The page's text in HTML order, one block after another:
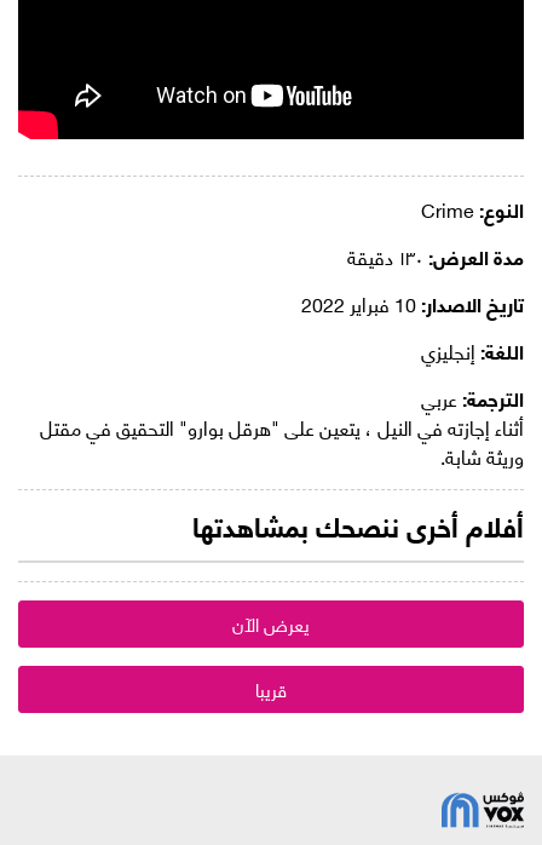
النوع:
مدة العرض:
تاريخ الاصدار:
اللغة:إنجليزي
الترجمة:عربي
أثناء إجازته في النيل ، يتعين على "هرقل بوارو" التحقيق في مقتل
وريثة شابة.
أفلام أخرى ننصحك بمشاهدتها
يعرض الآن
قريبا